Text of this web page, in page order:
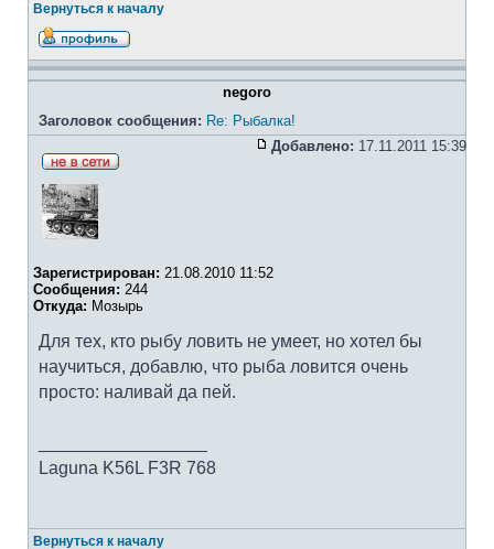
Вернуться к началу
negoro
Заголовок сообщения: Re: Рыбалка!
Добавлено: 17.11.2011 15:39
Зарегистрирован: 21.08.2010 11:52
Сообщения: 244
Откуда: Мозырь
Для тех, кто рыбу ловить не умеет, но хотел бы
научиться, добавлю, что рыба ловится очень
просто: наливай да пей.
Laguna K56L F3R 768
Вернуться к началу